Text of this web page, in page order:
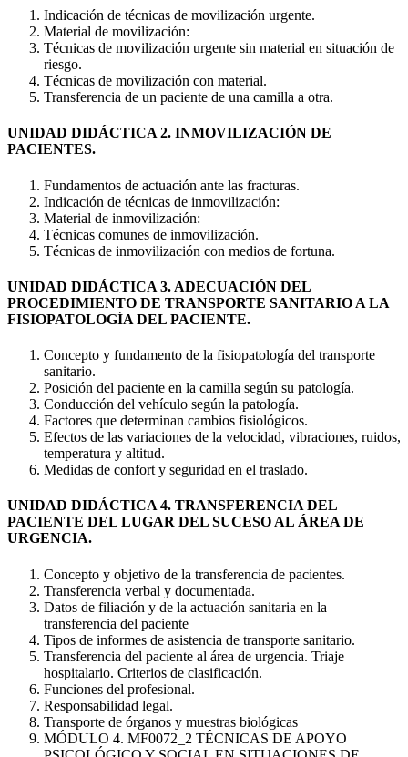
Indicación de técnicas de movilización urgente.
Material de movilización:
Técnicas de movilización urgente sin material en situación de
riesgo.
Técnicas de movilización con material.
Transferencia de un paciente de una camilla a otra.
UNIDAD DIDÁCTICA 2. INMOVILIZACIÓN DE
PACIENTES.
Fundamentos de actuación ante las fracturas.
Indicación de técnicas de inmovilización:
Material de inmovilización:
Técnicas comunes de inmovilización.
Técnicas de inmovilización con medios de fortuna.
UNIDAD DIDÁCTICA 3. ADECUACIÓN DEL
PROCEDIMIENTO DE TRANSPORTE SANITARIO A LA
FISIOPATOLOGÍA DEL PACIENTE.
Concepto y fundamento de la fisiopatología del transporte
sanitario.
Posición del paciente en la camilla según su patología.
Conducción del vehículo según la patología.
Factores que determinan cambios fisiológicos.
Efectos de las variaciones de la velocidad, vibraciones, ruidos,
temperatura y altitud.
Medidas de confort y seguridad en el traslado.
UNIDAD DIDÁCTICA 4. TRANSFERENCIA DEL
PACIENTE DEL LUGAR DEL SUCESO AL ÁREA DE
URGENCIA.
Concepto y objetivo de la transferencia de pacientes.
Transferencia verbal y documentada.
Datos de filiación y de la actuación sanitaria en la
transferencia del paciente
Tipos de informes de asistencia de transporte sanitario.
Transferencia del paciente al área de urgencia. Triaje
hospitalario. Criterios de clasificación.
Funciones del profesional.
Responsabilidad legal.
Transporte de órganos y muestras biológicas
MÓDULO 4. MF0072_2 TÉCNICAS DE APOYO